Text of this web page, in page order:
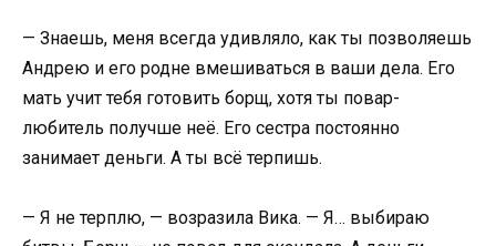
— Знаешь, меня всегда удивляло, как ты позволяешь
Андрею и его родне вмешиваться в ваши дела. Его
мать учит тебя готовить борщ, хотя ты повар-
любитель получше неё. Его сестра постоянно
занимает деньги. А ты всё терпишь.
— Я не терплю, — возразила Вика. — Я… выбираю